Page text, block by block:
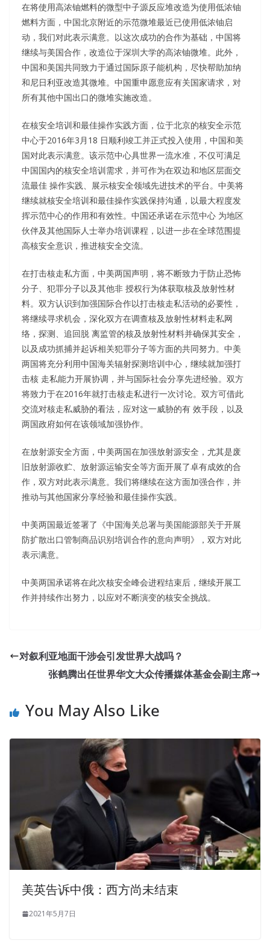
在将使用高浓铀燃料的微型中子源反应堆改造为使用低浓铀
燃料方面，中国北京附近的示范微堆最近已使用低浓铀启
动，我们对此表示满意。以这次成功的合作为基础，中国将
继续与美国合作，改造位于深圳大学的高浓铀微堆。此外，
中国和美国共同致力于通过国际原子能机构，尽快帮助加纳
和尼日利亚改造其微堆。中国重申愿意应有关国家请求，对
所有其他中国出口的微堆实施改造。
在核安全培训和最佳操作实践方面，位于北京的核安全示范
中心于2016年3月18 日顺利竣工并正式投入使用，中国和美
国对此表示满意。该示范中心具世界一流水准，不仅可满足
中国国内的核安全培训需求，并可作为在双边和地区层面交
流最佳 操作实践、展示核安全领域先进技术的平台。中美将
继续就核安全培训和最佳操作实践保持沟通，以最大程度发
挥示范中心的作用和有效性。中国还承诺在示范中心 为地区
伙伴及其他国际人士举办培训课程，以进一步在全球范围提
高核安全意识，推进核安全交流。
在打击核走私方面，中美两国声明，将不断致力于防止恐怖
分子、犯罪分子以及其他非 授权行为体获取核及放射性材
料。双方认识到加强国际合作以打击核走私活动的必要性，
将继续寻求机会，深化双方在调查核及放射性材料走私网
络，探测、追回脱 离监管的核及放射性材料并确保其安全，
以及成功抓捕并起诉相关犯罪分子等方面的共同努力。中美
两国将充分利用中国海关辐射探测培训中心，继续就加强打
击核 走私能力开展协调，并与国际社会分享先进经验。双方
将致力于在2016年就打击核走私进行一次讨论。双方可借此
交流对核走私威胁的看法，应对这一威胁的有 效手段，以及
两国政府如何在该领域加强协作。
在放射源安全方面，中美两国在加强放射源安全，尤其是废
旧放射源收贮、放射源运输安全等方面开展了卓有成效的合
作，双方对此表示满意。我们将继续在这方面加强合作，并
推动与其他国家分享经验和最佳操作实践。
中美两国最近签署了《中国海关总署与美国能源部关于开展
防扩散出口管制商品识别培训合作的意向声明》，双方对此
表示满意。
中美两国承诺将在此次核安全峰会进程结束后，继续开展工
作并持续作出努力，以应对不断演变的核安全挑战。
对叙利亚地面干涉会引发世界大战吗？
张鹤腾出任世界华文大众传播媒体基金会副主席
You May Also Like
美英告诉中俄：西方尚未结束
2021年5月7日